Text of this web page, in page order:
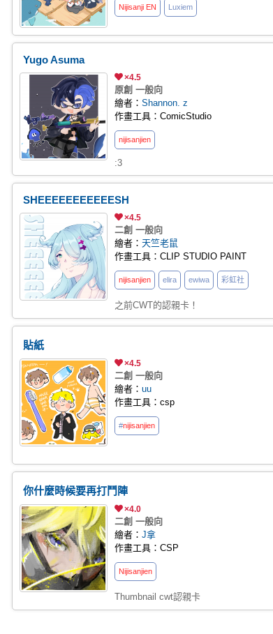
Nijisanji EN Luxiem
Yugo Asuma
×4.5
原創 一般向
繪者： Shannon. z
作畫工具：ComicStudio
nijisanjien
:3
SHEEEEEEEEEEESH
×4.5
二創 一般向
繪者： 天竺老鼠
作畫工具：CLIP STUDIO PAINT
nijisanjien elira ewiwa 彩虹社
之前CWT的認親卡！
貼紙
×4.5
二創 一般向
繪者： uu
作畫工具：csp
#nijisanjien
你什麼時候要再打鬥陣
×4.0
二創 一般向
繪者： J拿
作畫工具：CSP
Nijisanjien
Thumbnail cwt認親卡